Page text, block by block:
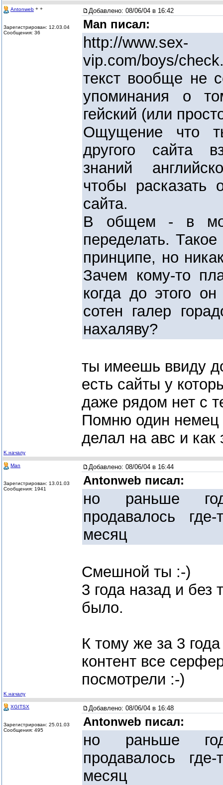
Antonweb + +
Зарегистрирован: 12.03.04
Сообщения: 36
Добавлено: 08/06/04 в 16:42
Man писал:
http://www.sex-
vip.com/boys/
текст вообще не
упоминания о
гейский (или
Ощущение что
другого сайта
знаний
чтобы расказать
сайта.
В общем - в
переделать.
принципе, но
Зачем кому-то
когда до этого
сотен галер
нахаляву?
ты имеешь ввиду
есть сайты у
даже рядом нет с
Помню один немец
делал на авс и как
K началу
Man
Зарегистрирован: 13.01.03
Сообщения: 1941
Добавлено: 08/06/04 в 16:44
Antonweb писал:
но раньше
продавалось
месяц
Смешной ты :-)
3 года назад и без
было.
К тому же за 3
контент все
посмотрели :-)
K началу
XGITSX
Зарегистрирован: 25.01.03
Сообщения: 495
Добавлено: 08/06/04 в 16:48
Antonweb писал:
но раньше
продавалось
месяц